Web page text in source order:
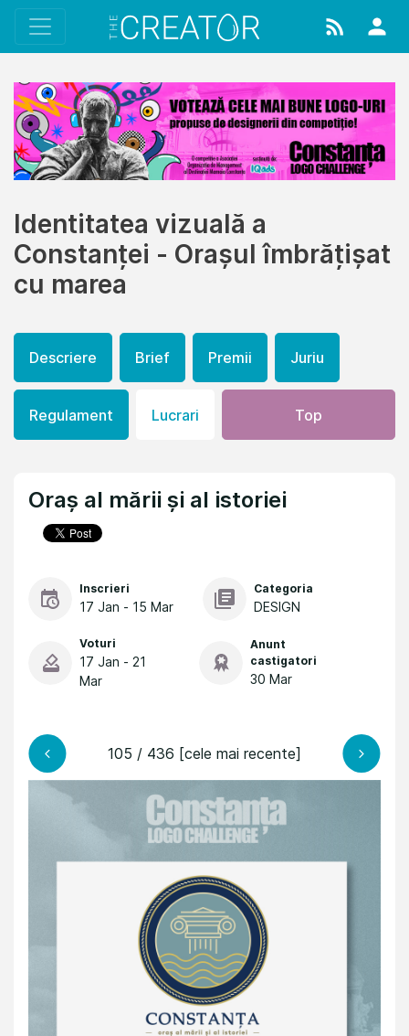
Identitatea vizuală a
Constanței - Orașul îmbrățișat
cu marea
Descriere Brief Premii Juriu
Regulament Lucrari Top
Oraș al mării și al istoriei
Inscrieri
17 Jan - 15 Mar
Categoria
DESIGN
Voturi
17 Jan - 21
Mar
Anunt
castigatori
30 Mar
105 / 436 [cele mai recente]